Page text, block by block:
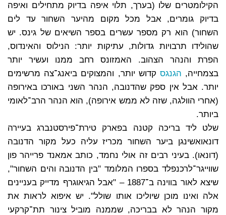
הקילומטרים שלו (בערך, תלוי איפה בדיוק מתחילים ואיפה
בדיוק גומרים, אבל מכל מקום מהיער השחור עד לים
השחור) הוא רק מספר עשרים בספר השיאים של גינס. יש
שהולידו תרבויות גדולות, עתיקות יותר: הנילוס והאינדוס,
הפרת והנהר הצהוב. האמזונס רחב ממנו ועשיר יותר
בצמחייה, הגנגס קדוש יותר, והמצוקים ביאנג־צה מרשימים
יותר. אבל אין ספק שהדנובה, הנהר השני באורכו באירופה
(אחרי הוולגה, שזה לא ממש אירופה), הוא הנהר הרב־לאומי
ביותר.
שלט ליד בריכה קטנה בפארק טירת־פירסטנברג בעיירה
דונאואשינגן ביער השחור מכריז עליה כעל מקור הדנובה
(דונאו). בעיני רבים זה אולי נחמד, כותב אמאנד פרייהר פון
שווייגר־לרכנפלד בספרו המלומד "בין הדנובה והים השחור",
שיצא לאור בווינה ב־1887 – "אבל הגיאוגרף מדייק בעניינים
אלה ואינו מוכן שיוליכו אותו שולל". יש איפוא לראות את
מקור הנהר לא בבריכה, שממנה מוביל צינור תת־קרקעי